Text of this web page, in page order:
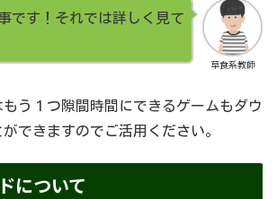
草食系教師
です！それでは詳しく見て
う１つ隙間時間にできるゲームもダウ
できますのでご活用ください。
について